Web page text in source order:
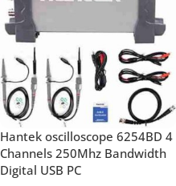
Hantek oscilloscope 6254BD 4
Channels 250Mhz Bandwidth
Digital USB PC